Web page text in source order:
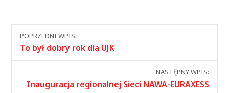
Nawigacja
między
POPRZEDNI WPIS:
To był dobry rok dla UJK
NASTĘPNY WPIS:
Inauguracja regionalnej Sieci NAWA-EURAXESS